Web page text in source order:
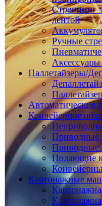
Стреппинг
лентой
Ручные
Паллетайзеры/
Автоматические
Конвейерное
Приводные
Приводные
Подающие
Картонажные